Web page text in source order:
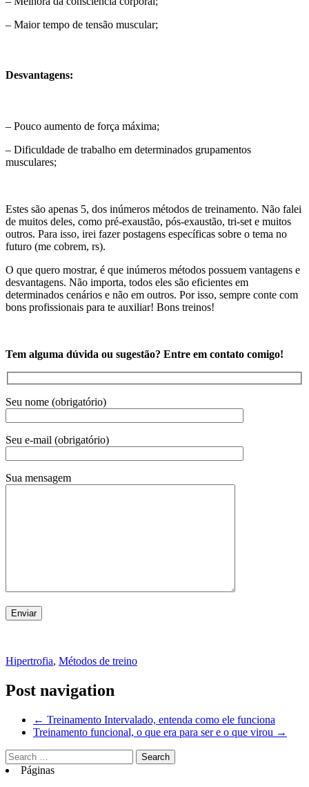
– Maior tempo de tensão muscular;
Desvantagens:
– Pouco aumento de força máxima;
– Dificuldade de trabalho em determinados grupamentos
musculares;
Estes são apenas 5, dos inúmeros métodos de treinamento. Não falei
de muitos deles, como pré-exaustão, pós-exaustão, tri-set e muitos
outros. Para isso, irei fazer postagens específicas sobre o tema no
futuro (me cobrem, rs).
O que quero mostrar, é que inúmeros métodos possuem vantagens e
desvantagens. Não importa, todos eles são eficientes em
determinados cenários e não em outros. Por isso, sempre conte com
bons profissionais para te auxiliar! Bons treinos!
Tem alguma dúvida ou sugestão? Entre em contato comigo!
Seu nome (obrigatório)
Seu e-mail (obrigatório)
Sua mensagem
Hipertrofia, Métodos de treino
Post navigation
← Treinamento Intervalado, entenda como ele funciona
Treinamento funcional, o que era para ser e o que virou →
Páginas